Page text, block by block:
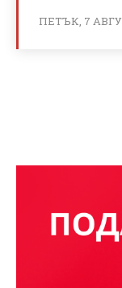
ПЕТЪК, 7